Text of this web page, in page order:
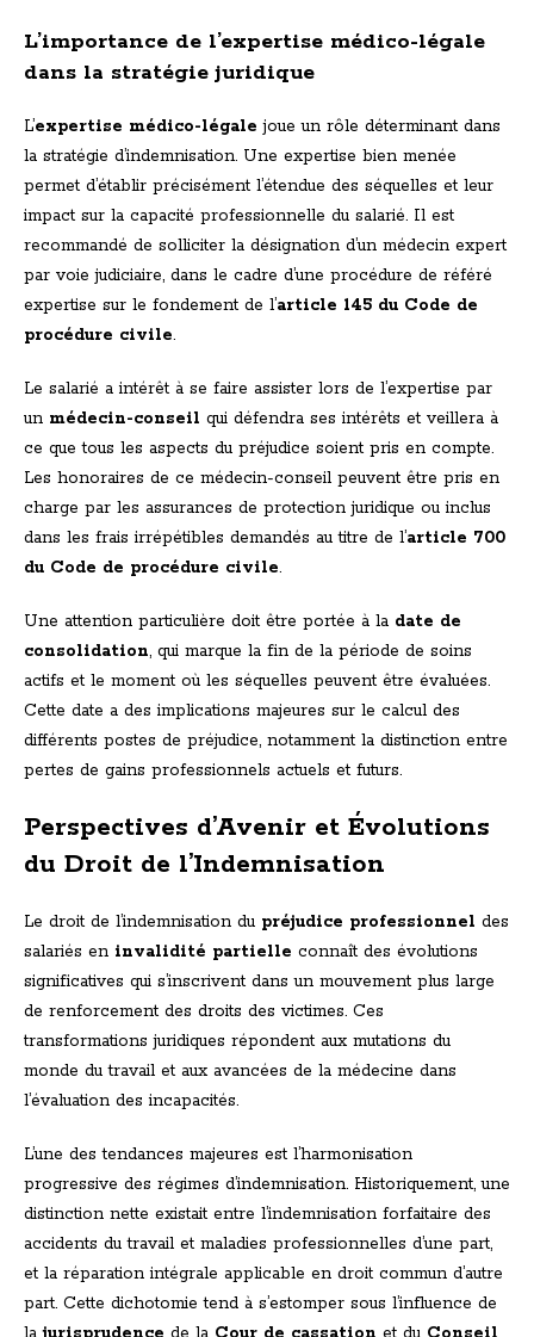
L’importance de l’expertise médico-légale
dans la stratégie juridique
L’expertise médico-légale joue un rôle déterminant dans
la stratégie d’indemnisation. Une expertise bien menée
permet d’établir précisément l’étendue des séquelles et leur
impact sur la capacité professionnelle du salarié. Il est
recommandé de solliciter la désignation d’un médecin expert
par voie judiciaire, dans le cadre d’une procédure de référé
expertise sur le fondement de l’article 145 du Code de
procédure civile.
Le salarié a intérêt à se faire assister lors de l’expertise par
un médecin-conseil qui défendra ses intérêts et veillera à
ce que tous les aspects du préjudice soient pris en compte.
Les honoraires de ce médecin-conseil peuvent être pris en
charge par les assurances de protection juridique ou inclus
dans les frais irrépétibles demandés au titre de l’article 700
du Code de procédure civile.
Une attention particulière doit être portée à la date de
consolidation, qui marque la fin de la période de soins
actifs et le moment où les séquelles peuvent être évaluées.
Cette date a des implications majeures sur le calcul des
différents postes de préjudice, notamment la distinction entre
pertes de gains professionnels actuels et futurs.
Perspectives d’Avenir et Évolutions
du Droit de l’Indemnisation
Le droit de l’indemnisation du préjudice professionnel des
salariés en invalidité partielle connaît des évolutions
significatives qui s’inscrivent dans un mouvement plus large
de renforcement des droits des victimes. Ces
transformations juridiques répondent aux mutations du
monde du travail et aux avancées de la médecine dans
l’évaluation des incapacités.
L’une des tendances majeures est l’harmonisation
progressive des régimes d’indemnisation. Historiquement, une
distinction nette existait entre l’indemnisation forfaitaire des
accidents du travail et maladies professionnelles d’une part,
et la réparation intégrale applicable en droit commun d’autre
part. Cette dichotomie tend à s’estomper sous l’influence de